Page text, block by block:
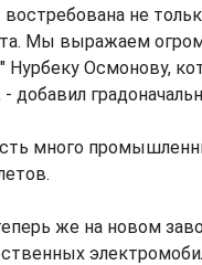
не
Мы выражаем
Нурбеку Осмонову,
добавил
много
же на новом